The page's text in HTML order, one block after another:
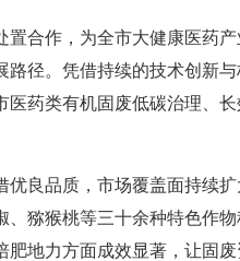
置合作，为全市大健康医药
径。凭借持续的技术创新
药类有机固废低碳治理、长
优良品质，市场覆盖面持续
、猕猴桃等三十余种特色作
地力方面成效显著，让固